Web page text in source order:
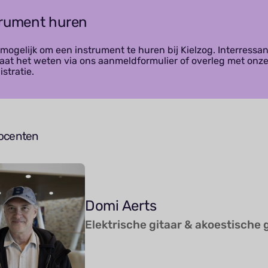
huren
om een instrument te huren bij Kielzog.
het weten via ons aanmeldformulier of overleg met onze
Domi Aerts
Elektrische gitaar & akoestische